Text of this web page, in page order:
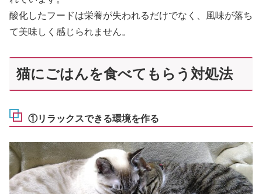
酸化したフードは栄養が失われるだけでなく、風味が落ち
て美味しく感じられません。
猫にごはんを食べてもらう対処法
①リラックスできる環境を作る